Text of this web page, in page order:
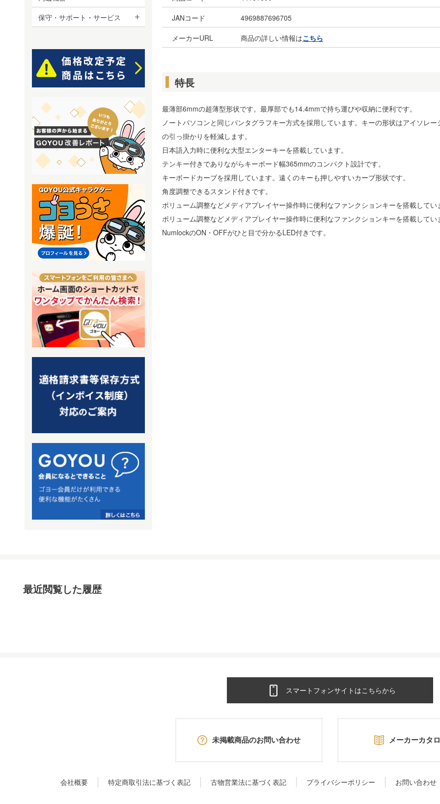
JANコード 4969887696705
メーカーURL 商品の詳しい情報はこちら
特長
最薄部6mmの超薄型形状です。最厚部でも14.4mmで持ち運びや収納に便利です。
ノートパソコンと同じパンタグラフキー方式を採用しています。キーの形状はアイソレー
の引っ掛かりを軽減します。
日本語入力時に便利な大型エンターキーを搭載しています。
テンキー付きでありながらキーボード幅365mmのコンパクト設計です。
キーボードカーブを採用しています。遠くのキーも押しやすいカーブ形状です。
角度調整できるスタンド付きです。
ボリューム調整などメディアプレイヤー操作時に便利なファンクションキーを搭載してい
ボリューム調整などメディアプレイヤー操作時に便利なファンクションキーを搭載してい
NumlockのON・OFFがひと目で分かるLED付きです。
保守・サポート・サービス
最近閲覧した履歴
スマートフォンサイトはこちらから
未掲載商品のお問い合わせ メーカーカタ
会社概要 特定商取引法に基づく表記 古物営業法に基づく表記 プライバシーポリシー お問い合わせ